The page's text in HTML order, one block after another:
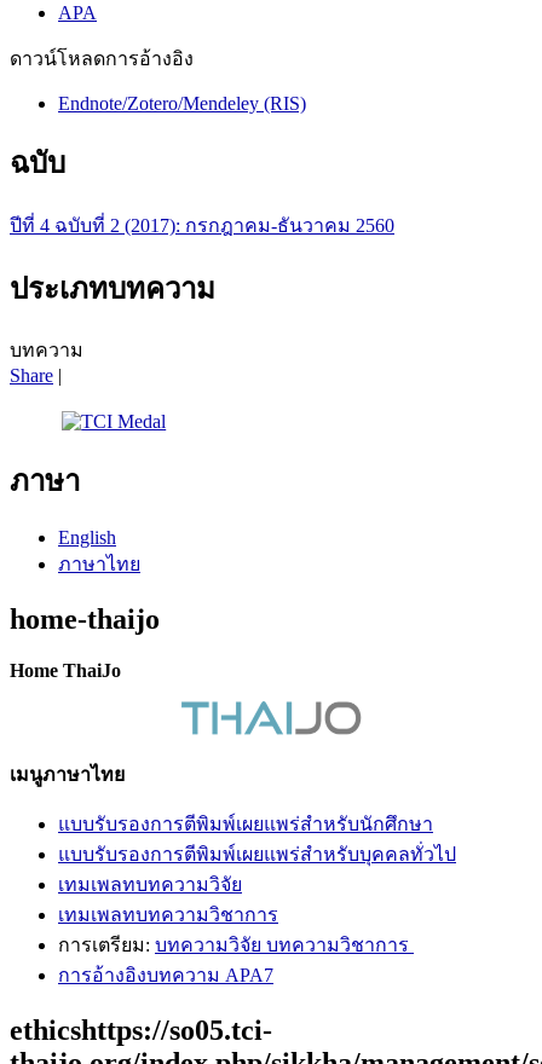
APA
ดาวน์โหลดการอ้างอิง
Endnote/Zotero/Mendeley (RIS)
ฉบับ
ปีที่ 4 ฉบับที่ 2 (2017): กรกฎาคม-ธันวาคม 2560
ประเภทบทความ
บทความ
Share |
ภาษา
English
ภาษาไทย
home-thaijo
Home ThaiJo
เมนูภาษาไทย
แบบรับรองการตีพิมพ์เผยแพร่สำหรับนักศึกษา
แบบรับรองการตีพิมพ์เผยแพร่สำหรับบุคคลทั่วไป
เทมเพลทบทความวิจัย
เทมเพลทบทความวิชาการ
การเตรียม: บทความวิจัย บทความวิชาการ
การอ้างอิงบทความ APA7
ethicshttps://so05.tci-